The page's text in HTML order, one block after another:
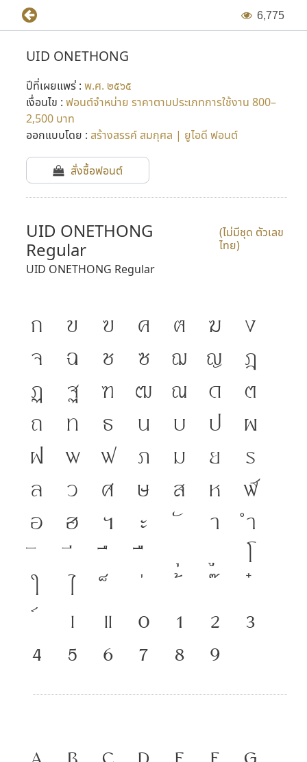
6,775
UID ONETHONG
ปีที่เผยแพร่ : พ.ศ. ๒๕๖๕
เงื่อนไข : ฟอนต์จำหน่าย ราคาตามประเภทการใช้งาน 800–
2,500 บาท
ออกแบบโดย : สร้างสรรค์ สมกุศล | ยูไอดี ฟอนต์
สั่งซื้อฟอนต์
UID ONETHONG
Regular
(ไม่มีชุด ตัวเลข
ไทย)
UID ONETHONG Regular
ก ข ฃ ค ฅ ฆ
ง
จ
ฉ ช ซ ฌ ญ
ฎ
ฏ
ฐ ฑ ฒ ณ ด
ต
ถ
ท ธ น บ ป
ผ
ฝ
พ ฟ ภ ม ย
ร
ล
ว ศ ษ ส ห
ฬ
อ
ฮ ฯ ะ า
ำ
โ
ใ
ไ
เ
แ ๐ ๑ ๒
๓
๔
๕ ๖ ๗ ๘ ๙